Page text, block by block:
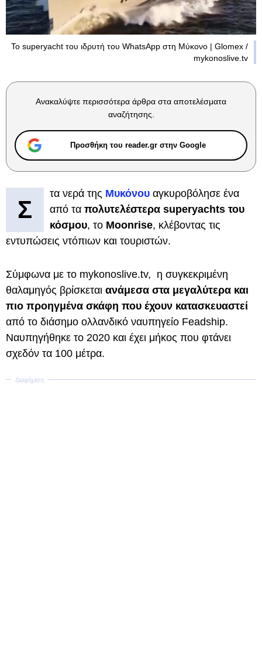
Το superyacht του ιδρυτή του WhatsApp στη Μύκονο | Glomex /
mykonoslive.tv
Ανακαλύψτε περισσότερα άρθρα στα αποτελέσματα
αναζήτησης.
Προσθήκη του reader.gr στην Google
Σ
τα νερά της Μυκόνου αγκυροβόλησε ένα
από τα πολυτελέστερα superyachts του
κόσμου, το Moonrise, κλέβοντας τις
εντυπώσεις ντόπιων και τουριστών.
Σύμφωνα με το mykonoslive.tv, η συγκεκριμένη
θαλαμηγός βρίσκεται ανάμεσα στα μεγαλύτερα και
πιο προηγμένα σκάφη που έχουν κατασκευαστεί
από το διάσημο ολλανδικό ναυπηγείο Feadship.
Ναυπηγήθηκε το 2020 και έχει μήκος που φτάνει
σχεδόν τα 100 μέτρα.